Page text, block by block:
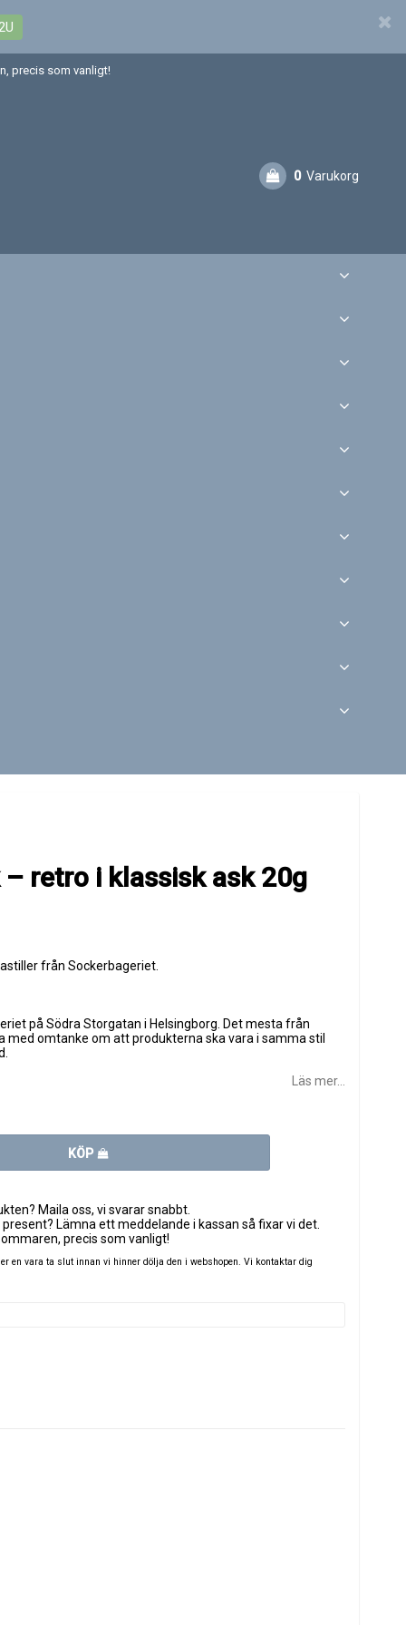
precis som vanligt!
0 Varukorg
retro i klassisk ask 20g
från Sockerbageriet.
på Södra Storgatan i Helsingborg. Det mesta från
omtanke om att produkterna ska vara i samma stil
Läs mer...
KÖP
Maila oss, vi svarar snabbt.
Lämna ett meddelande i kassan så fixar vi det.
precis som vanligt!
en vara ta slut innan vi hinner dölja den i webshopen. Vi kontaktar dig